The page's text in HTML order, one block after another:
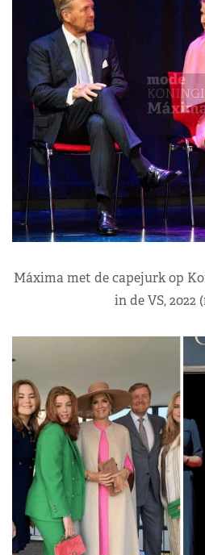
Máxima met de capejurk op
in de VS, 2022